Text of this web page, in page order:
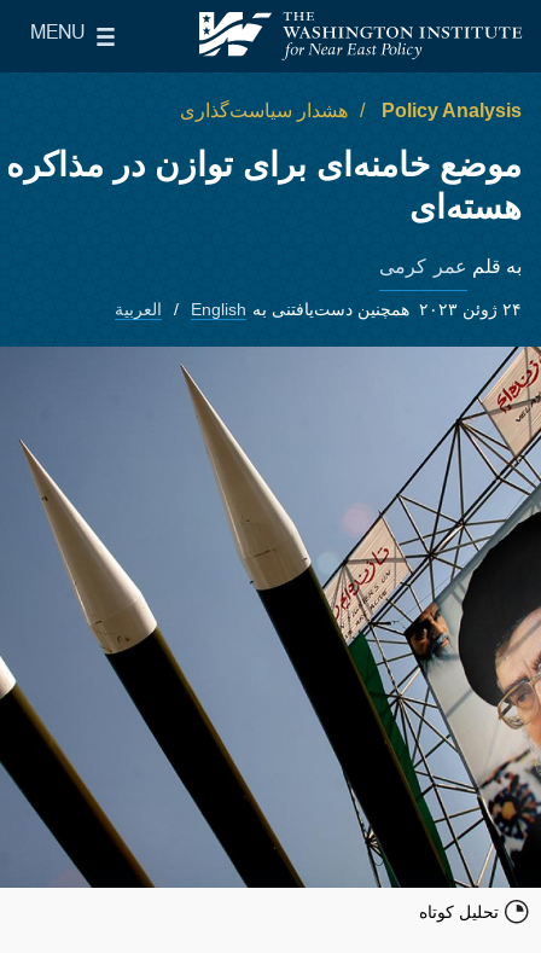
The Washington Institute for Near East Policy
MENU
Main Menu
Policy Analysis هشدار سیاست‌گذاری
موضع خامنه‌ای برای توازن در مذاکره
هسته‌ای
به قلم عمر کرمی
۲۴ ژوئن ۲۰۲۳ همچنین دست‌یافتنی به English العربية
تحلیل کوتاه